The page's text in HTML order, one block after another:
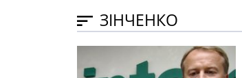
ЗІНЧЕНКО